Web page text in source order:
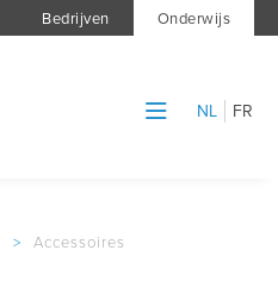
Bedrijven Onderwijs
NL FR
> Accessoires